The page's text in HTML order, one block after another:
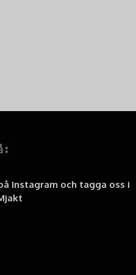
Instagram och tagga oss i